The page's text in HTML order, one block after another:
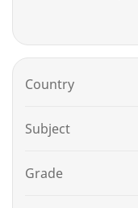
Country
Subject
Grade